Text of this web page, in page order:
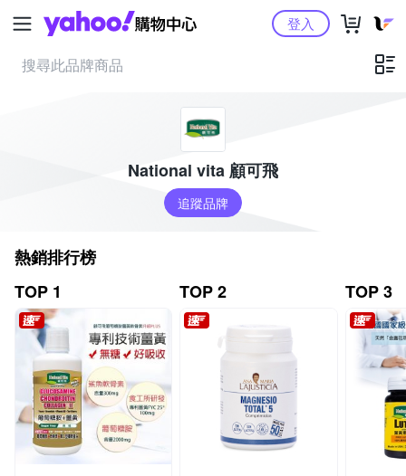
Yahoo購物中心登入
National vita 顧可飛
追蹤品牌
熱銷排行榜
TOP 1
TOP 2 TOP 3